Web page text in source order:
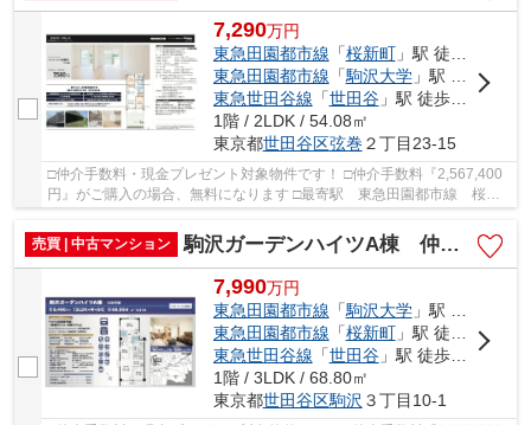
7,290万円
東急田園都市線 「桜新町」駅 徒歩12分
東急田園都市線 「駒沢大学」駅 徒歩14分
東急世田谷線 「世田谷」駅 徒歩12分
1階 / 2LDK / 54.08㎡
東京都世田谷区弦巻 ２丁目23-15
□仲介手数料・現金プレゼント対象物件です！ □仲介手数料『2,567,400
円』がご購入の場合、無料になります □最寄駅 東急田園都市線 桜新
町駅 徒歩約12分 □リノベーション物件 □約29...
売買 | 中古マンション
駒沢ガーデンハイツA棟 仲介手数料無料＋40万円現金プレゼント中
7,990万円
東急田園都市線 「駒沢大学」駅 徒歩10分
東急田園都市線 「桜新町」駅 徒歩11分
東急世田谷線 「世田谷」駅 徒歩17分
1階 / 3LDK / 68.80㎡
東京都世田谷区駒沢 ３丁目10-1